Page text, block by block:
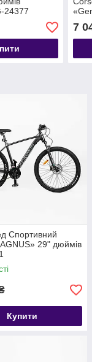
24377
7
Спортивний
29" дюймів
Купити